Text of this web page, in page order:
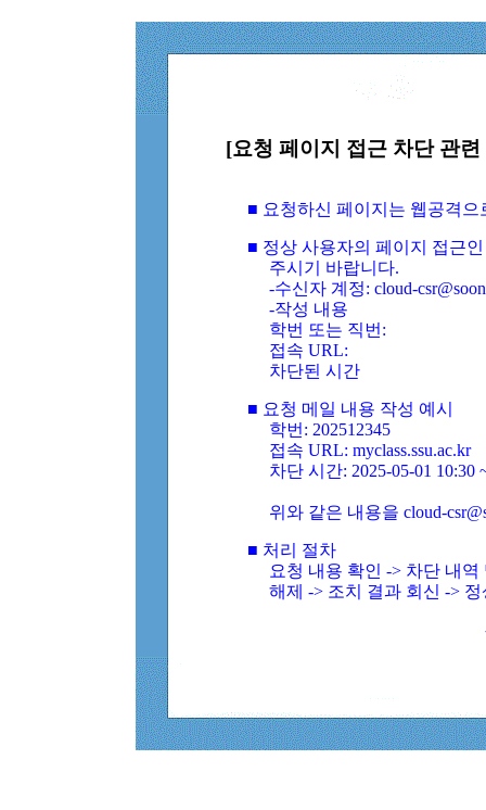
[요청 페이지 접근 차단 관
■ 요청하신 페이지는 웹공격
■ 정상 사용자의 페이지 접근
주시기 바랍니다.
-수신자 계정: cloud-
-작성 내용
학번 또는 직번:
접속 URL:
차단된 시간
■ 요청 메일 내용 작성 예시
학번: 202512345
접속 URL: myclass.ssu.ac.kr
차단 시간: 2025-05-01 10:30
위와 같은 내용을 cloud-
■ 처리 절차
요청 내용 확인 -> 차단 내
해제 -> 조치 결과 회신 ->